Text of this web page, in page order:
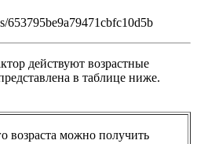
653795be9a79471cbfc10d5b
действуют возрастные
в таблице ниже.
возраста можно получить